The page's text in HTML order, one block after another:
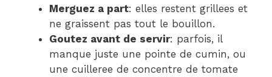
Merguez a part: elles restent grillees et
ne graissent pas tout le bouillon.
Goutez avant de servir: parfois, il
manque juste une pointe de cumin, ou
une cuilleree de concentre de tomate